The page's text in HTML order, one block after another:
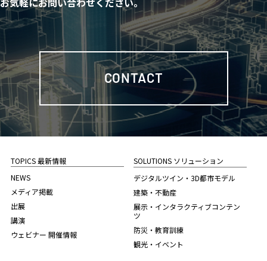
CONTACT
TOPICS 最新情報
NEWS
メディア掲載
出展
講演
ウェビナー 開催情報
SOLUTIONS ソリューション
デジタルツイン・3D都市モデル
建築・不動産
展示・インタラクティブコンテン
ツ
防災・教育訓練
観光・イベント